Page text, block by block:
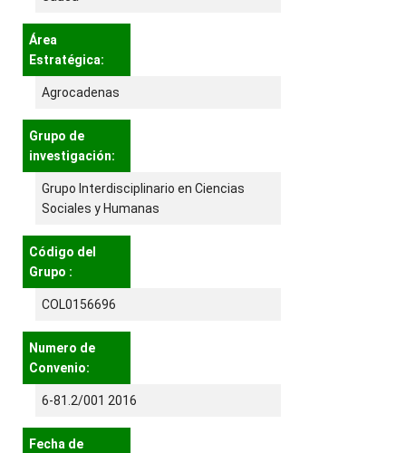
Área
Estratégica:
Agrocadenas
Grupo de
investigación:
Grupo Interdisciplinario en Ciencias
Sociales y Humanas
Código del
Grupo :
COL0156696
Numero de
Convenio:
6-81.2/001 2016
Fecha de